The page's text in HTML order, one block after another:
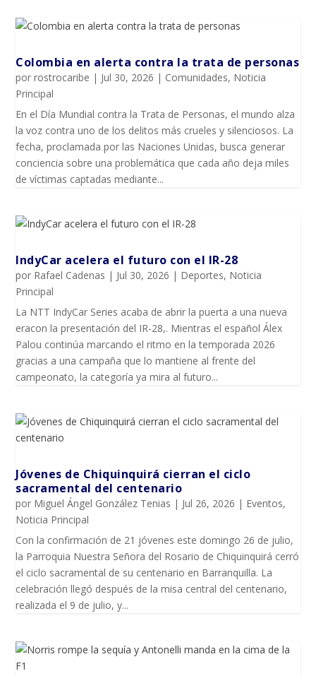
Colombia en alerta contra la trata de personas
porrostrocaribe | Jul 30, 2026 | Comunidades, Noticia
Principal
En el Día Mundial contra la Trata de Personas, el mundo alza
la voz contra uno de los delitos más crueles y silenciosos. La
fecha, proclamada por las Naciones Unidas, busca generar
conciencia sobre una problemática que cada año deja miles
de víctimas captadas mediante...
IndyCar acelera el futuro con el IR-28
por Rafael Cadenas | Jul 30, 2026 | Deportes, Noticia
Principal
La NTT IndyCar Series acaba de abrir la puerta a una nueva
eracon la presentación del IR-28,. Mientras el español Álex
Palou continúa marcando el ritmo en la temporada 2026
gracias a una campaña que lo mantiene al frente del
campeonato, la categoría ya mira al futuro...
Jóvenes de Chiquinquirá cierran el ciclo
sacramental del centenario
por Miguel Ángel González Tenias | Jul 26, 2026 | Eventos,
Noticia Principal
Con la confirmación de 21 jóvenes este domingo 26 de julio,
la Parroquia Nuestra Señora del Rosario de Chiquinquirá cerró
el ciclo sacramental de su centenario en Barranquilla. La
celebración llegó después de la misa central del centenario,
realizada el 9 de julio, y...